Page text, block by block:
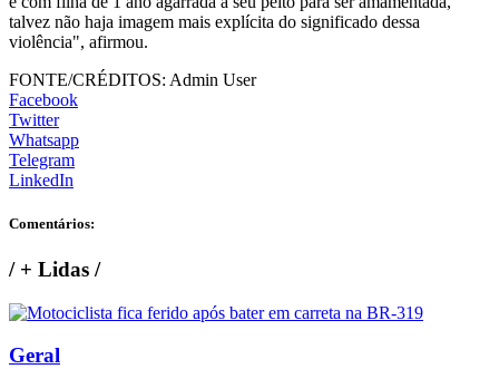
talvez não haja imagem mais explícita do significado dessa
violência", afirmou.
FONTE/CRÉDITOS: Admin User
Facebook
Twitter
Whatsapp
Telegram
LinkedIn
Comentários:
/+ Lidas /
Geral